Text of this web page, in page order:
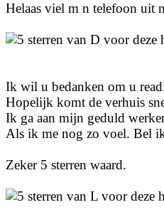
Helaas viel m n telefoon uit
Ik wil u bedanken om u
Hopelijk komt de verhuis
Ik ga aan mijn geduld
Als ik me nog zo voel. Bel
Zeker 5 sterren waard.